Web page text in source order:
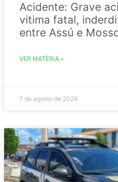
Acidente: Grave
vitima fatal,
entre Assú e
VER MATÉRIA »
7 de agosto de 2026